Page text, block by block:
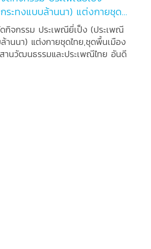
แบบล้านนา) แต่งกายชุด
เป็นการร่วมสืบสานวัฒนธรรม
ย อันดีงาม
กรรม ประเพณียี่เป็ง (ประเพณี
ทย,ชุดพื้นเมือง
านวัฒนธรรมและประเพณีไทย อันดี